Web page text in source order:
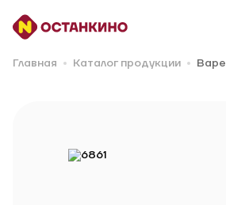
Главная Каталог продукции